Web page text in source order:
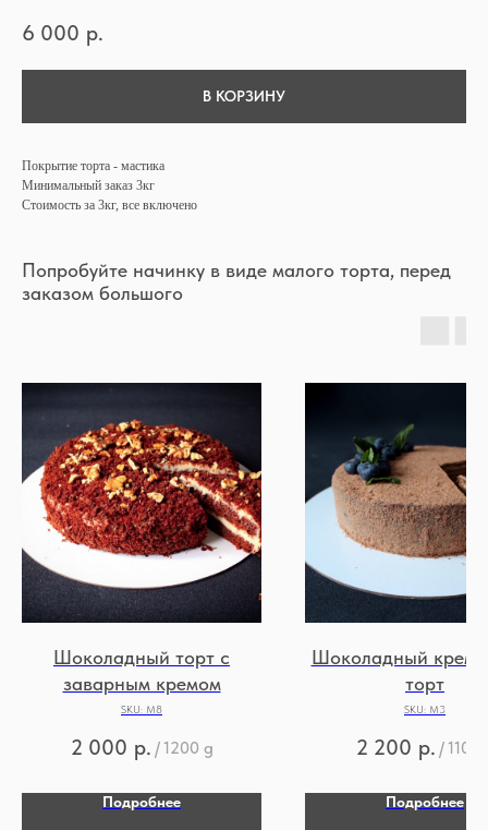
6 000 р.
В КОРЗИНУ
Покрытие торта - мастика
Минимальный заказ 3кг
Стоимость за 3кг, все включено
Попробуйте начинку в виде малого торта, перед
заказом большого
Шоколадный торт с
заварным кремом
SKU: М8
2 000 р. /1200 g
Подробнее
Шоколадный крем-
торт
SKU: М3
2 200 р. /1100
Подробнее